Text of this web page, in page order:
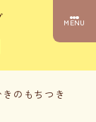
MENU
きのもちつき